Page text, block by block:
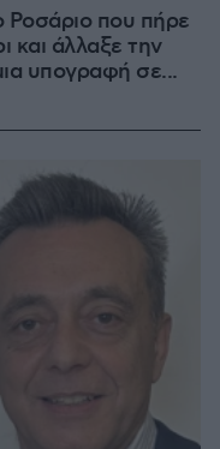
που πήρε
και άλλαξε την
υπογραφή σε...